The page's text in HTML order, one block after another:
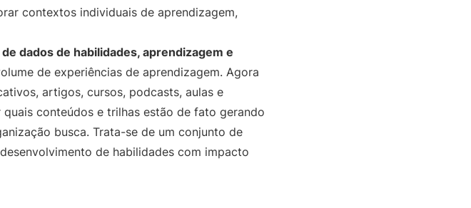
contextos individuais de aprendizagem,
dados de habilidades, aprendizagem e
de experiências de aprendizagem. Agora
artigos, cursos, podcasts, aulas e
conteúdos e trilhas estão de fato gerando
busca. Trata-se de um conjunto de
de habilidades com impacto